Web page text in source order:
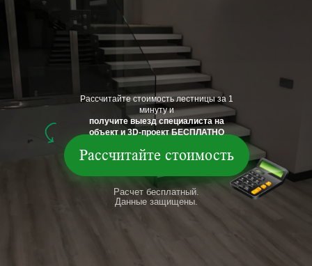
Рассчитайте стоимость
Расчет бесплатный.
Данные защищены.
Рассчитайте стоимость лестницы за 1
минуту и
получите выезд специалиста на
объект и 3D-проект БЕСПЛАТНО